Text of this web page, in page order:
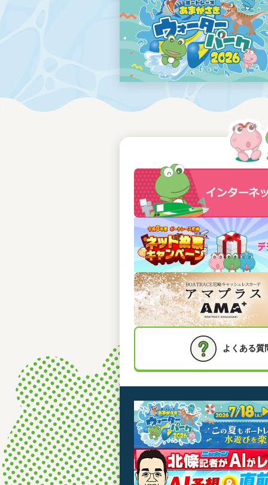
レース展望
レース結果
モーターランキング
よくある質